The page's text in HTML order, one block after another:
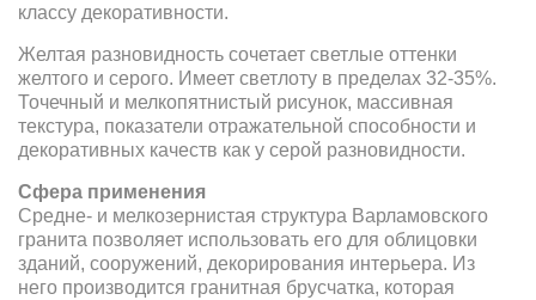
классу декоративности.
Желтая разновидность сочетает светлые оттенки
желтого и серого. Имеет светлоту в пределах 32-35%.
Точечный и мелкопятнистый рисунок, массивная
текстура, показатели отражательной способности и
декоративных качеств как у серой разновидности.
Сфера применения
Средне- и мелкозернистая структура Варламовского
гранита позволяет использовать его для облицовки
зданий, сооружений, декорирования интерьера. Из
него производится гранитная брусчатка, которая